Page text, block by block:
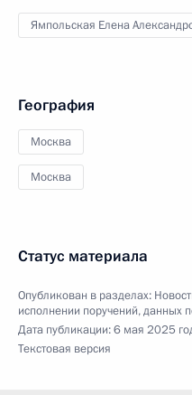
Ямпольская Елена
География
Москва
Москва
Статус материала
Опубликован в разделах:
исполнении поручений, данных
Дата публикации:6 мая 2025
Текстовая версия